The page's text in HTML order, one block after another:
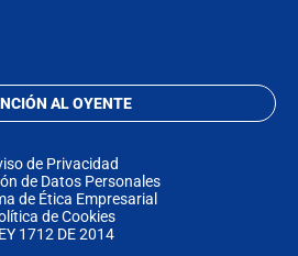
AL OYENTE
de Privacidad
de Datos Personales
de Ética Empresarial
de Cookies
1712 DE 2014